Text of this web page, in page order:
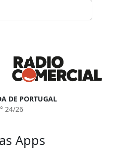
DE PORTUGAL
24/26
Apps